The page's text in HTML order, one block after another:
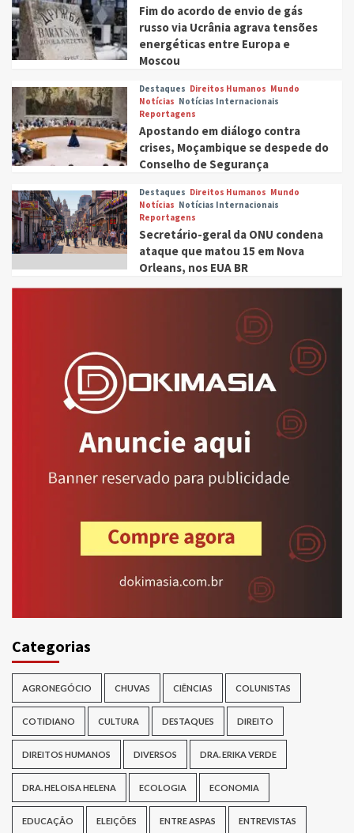
Fim do acordo de envio de gás
russo via Ucrânia agrava tensões
energéticas entre Europa e
Moscou
Destaques Direitos Humanos Mundo
Notícias Notícias Internacionais
Reportagens
Apostando em diálogo contra
crises, Moçambique se despede do
Conselho de Segurança
Destaques Direitos Humanos Mundo
Notícias Notícias Internacionais
Reportagens
Secretário-geral da ONU condena
ataque que matou 15 em Nova
Orleans, nos EUA BR
Categorias
AGRONEGÓCIO CHUVAS CIÊNCIAS COLUNISTAS
COTIDIANO CULTURA DESTAQUES DIREITO
DIREITOS HUMANOS DIVERSOS DRA. ERIKA VERDE
DRA. HELOISA HELENA ECOLOGIA ECONOMIA
EDUCAÇÃO ELEIÇÕES ENTRE ASPAS ENTREVISTAS